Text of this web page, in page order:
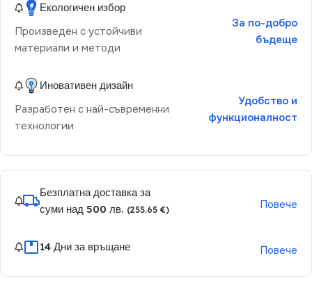
Екологичен избор
Произведен с устойчиви
материали и методи
За по-добро
бъдеще
Иновативен дизайн
Разработен с най-съвременни
технологии
Удобство и
функционалност
Безплатна доставка за
суми над 500 лв. (255.65 €) Повече
14 Дни за връщане Повече